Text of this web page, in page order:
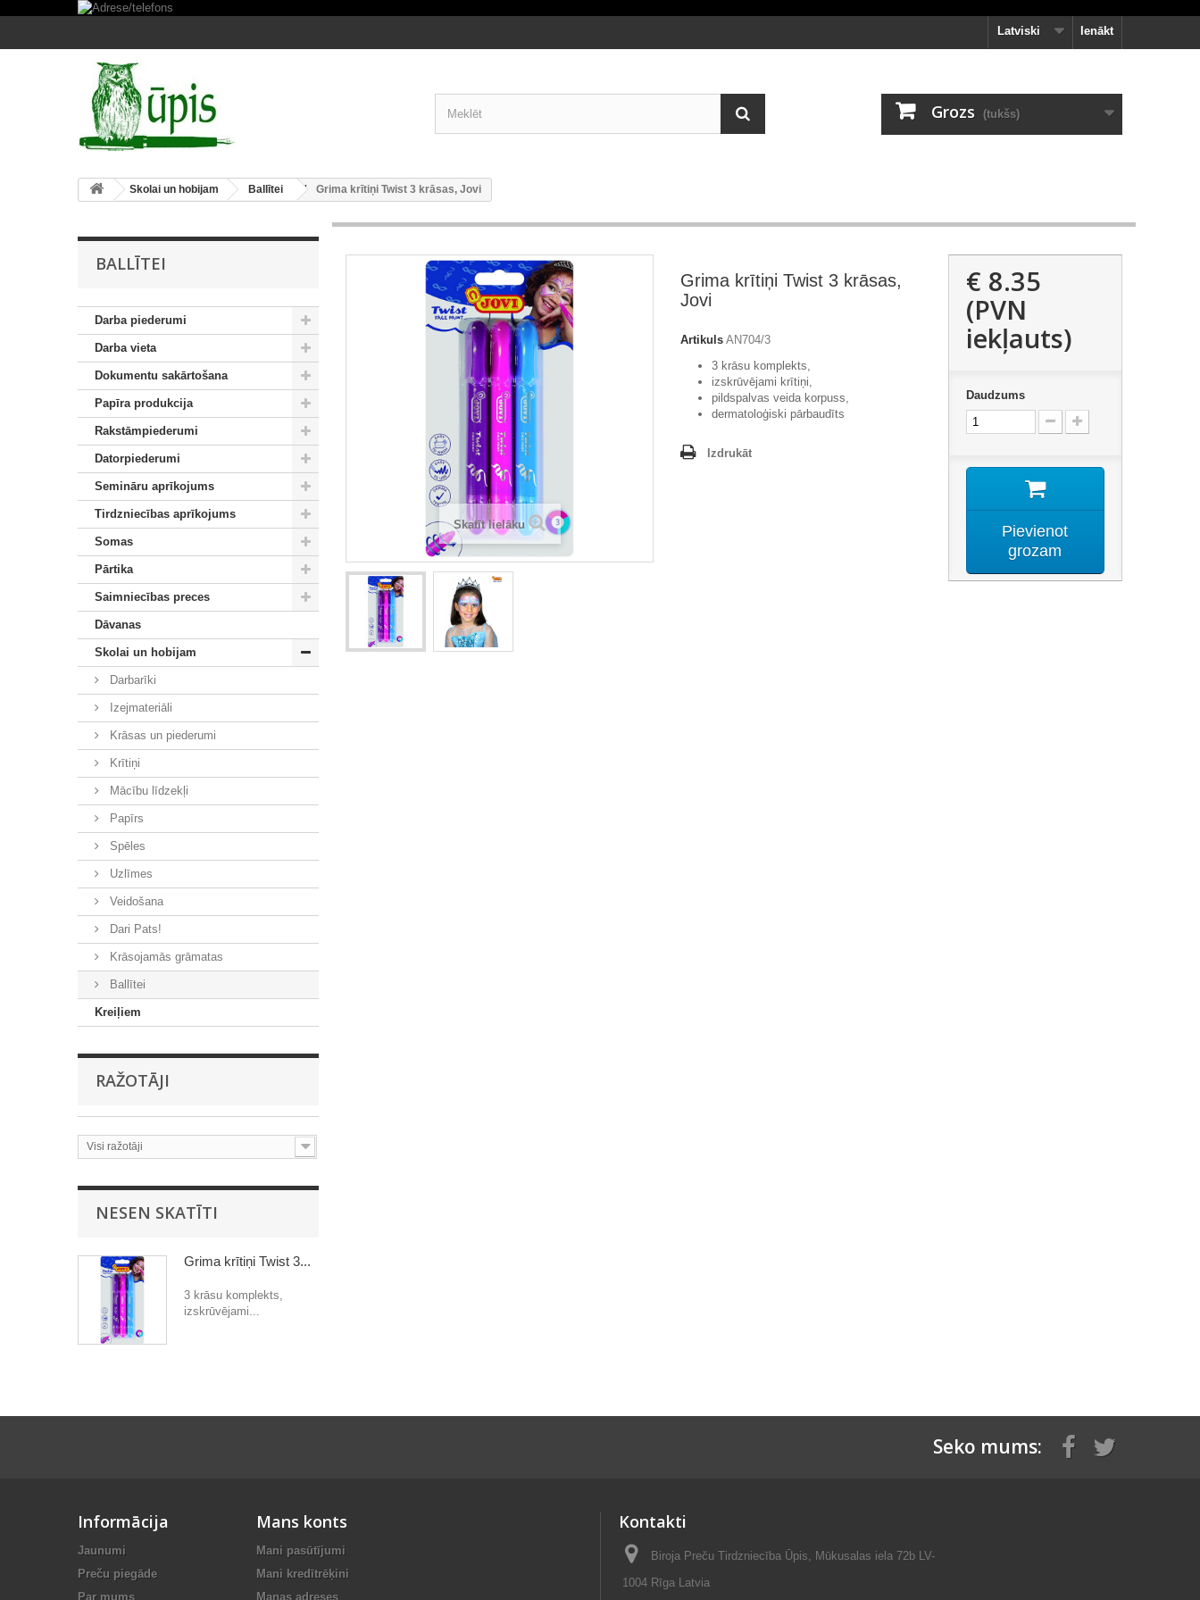
Ienākt
Latviski
Grozs (tukšs)
Skolai un hobijam Ballītei Grima krītiņi Twist 3 krāsas, Jovi
BALLĪTEI
Darba piederumi
Darba vieta
Dokumentu sakārtošana
Papīra produkcija
Rakstāmpiederumi
Datorpiederumi
Semināru aprīkojums
Tirdzniecības aprīkojums
Somas
Pārtika
Saimniecības preces
Dāvanas
Skolai un hobijam
Darbarīki
Izejmateriāli
Krāsas un piederumi
Krītiņi
Mācību līdzekļi
Papīrs
Spēles
Uzlīmes
Veidošana
Dari Pats!
Krāsojamās grāmatas
Ballītei
Kreiļiem
RAŽOTĀJI
Visi ražotāji
NESEN SKATĪTI
Grima krītiņi Twist 3...
3 krāsu komplekts,
izskrūvējami...
Skatīt lielāku
Grima krītiņi Twist 3 krāsas,
Jovi
Artikuls AN704/3
3 krāsu komplekts,
izskrūvējami krītiņi,
pildspalvas veida korpuss,
dermatoloģiski pārbaudīts
Izdrukāt
€ 8.35
(PVN
iekļauts)
Daudzums
Pievienot
grozam
Seko mums:
Informācija
Jaunumi
Preču piegāde
Par mums
Mans konts
Mani pasūtījumi
Mani kredītrēķini
Manas adreses
Kontakti
Biroja Preču Tirdzniecība Ūpis, Mūkusalas iela 72b LV-
1004 Rīga Latvia